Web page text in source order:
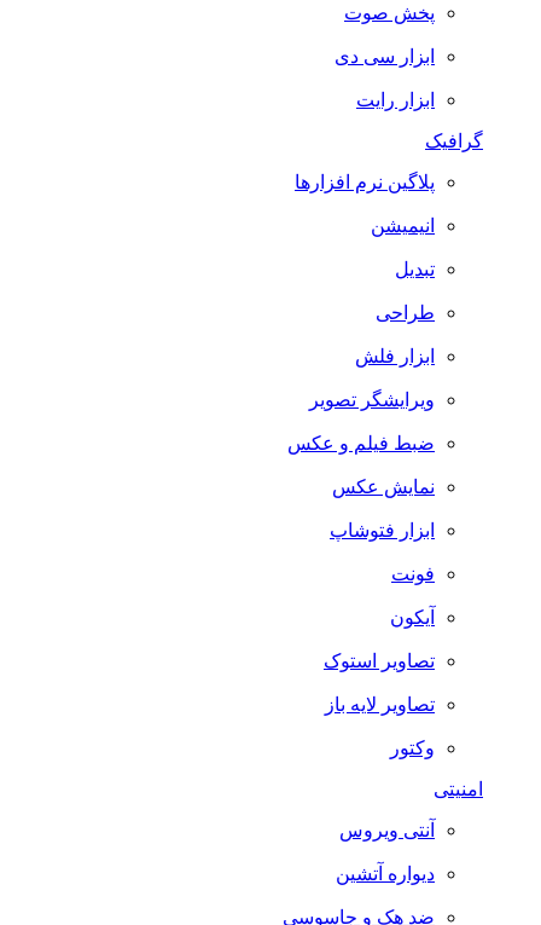
پخش صوت
ابزار سی دی
ابزار رایت
گرافیک
پلاگین نرم افزارها
انیمیشن
تبدیل
طراحی
ابزار فلش
ویرایشگر تصویر
ضبط فيلم و عكس
نمایش عکس
ابزار فتوشاپ
فونت
آیکون
تصاویر استوک
تصاویر لایه باز
وکتور
امنیتی
آنتی ویروس
دیواره آتشین
ضد هک و جاسوسی